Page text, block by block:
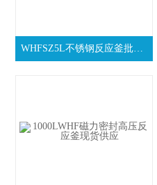
WHFSZ5L不锈钢反应釜批发商